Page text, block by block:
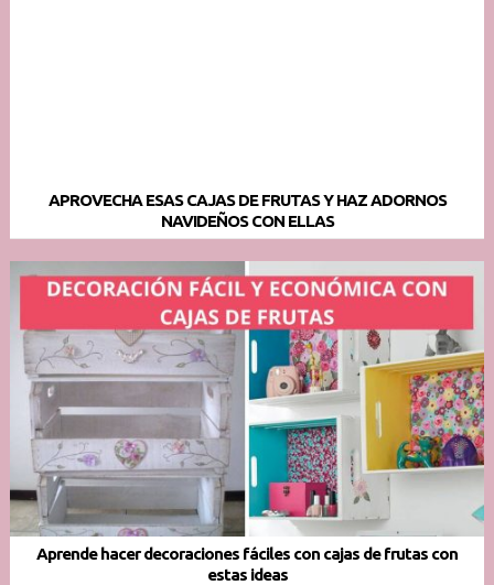
APROVECHA ESAS CAJAS DE FRUTAS Y HAZ ADORNOS
NAVIDEÑOS CON ELLAS
Aprende hacer decoraciones fáciles con cajas de frutas con
estas ideas